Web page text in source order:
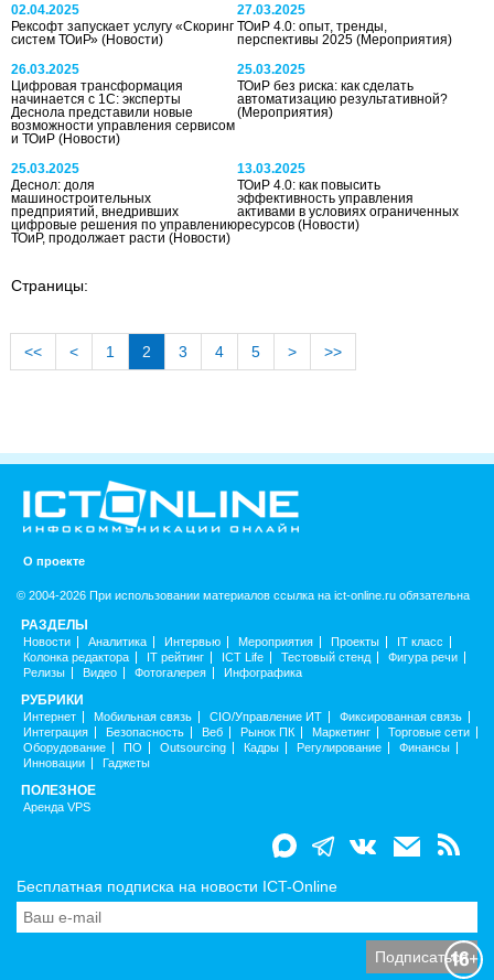
02.04.2025
Рексофт запускает услугу «Скоринг
систем ТОиР» (Новости)
27.03.2025
ТОиР 4.0: опыт, тренды,
перспективы 2025(Мероприятия)
26.03.2025
Цифровая трансформация
начинается с 1С: эксперты
Деснола представили новые
возможности управления сервисом
и ТОиР (Новости)
25.03.2025
ТОиР без риска: как сделать
автоматизацию результативной?
(Мероприятия)
25.03.2025
Деснол: доля
машиностроительных
предприятий, внедривших
цифровые решения по управлению
ТОиР, продолжает расти (Новости)
13.03.2025
ТОиР 4.0: как повысить
эффективность управления
активами в условиях ограниченных
ресурсов(Новости)
Страницы:
<< < 1 2 3 4 5 > >>
О проекте
© 2004-2026 При использовании материалов ссылка на ict-online.ru обязательна
РАЗДЕЛЫ
Новости Аналитика Интервью Мероприятия Проекты
IT класс
Колонка редактора
IT рейтинг ICT Life Тестовый стенд
Фигура речи
Релизы
Видео Фотогалерея Инфографика
РУБРИКИ
Интернет Мобильная связь CIO/Управление ИТ
Фиксированная связь
Интеграция
Безопасность Веб Рынок ПК Маркетинг
Торговые сети
Оборудование
ПО Outsourcing Кадры Регулирование
Финансы
Инновации
Гаджеты
ПОЛЕЗНОЕ
Аренда VPS
Бесплатная подписка на новости ICT-Online